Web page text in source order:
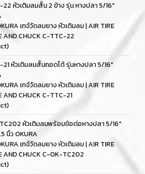
หัวเติมลมสั้น 2 ข้าง รุ่น หางปลา 5/16"
เกจ์วัดลมยาง หัวเติมลม | AIR TIRE
AND CHUCK C-TTC-22
หัวเติมลมสั้นถอดได้ รุ่นหางปลา 5/16"
เกจ์วัดลมยาง หัวเติมลม | AIR TIRE
AND CHUCK C-TTC-21
หัวเติมลมพร้อมข้อต่อหางปลา 5/16"
นิ้ว OKURA
เกจ์วัดลมยาง หัวเติมลม | AIR TIRE
AND CHUCK C-OK-TC202